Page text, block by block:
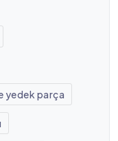
yedek parça